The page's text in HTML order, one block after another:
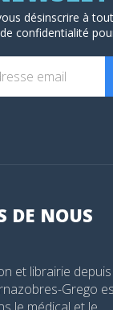
désinscrire à
confidentialité
DE NOUS
et librairie
Grego
le médical et le